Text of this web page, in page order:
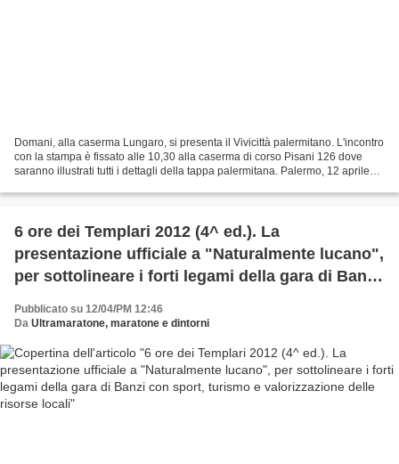
Domani, alla caserma Lungaro, si presenta il Vivicittà palermitano. L'incontro
con la stampa è fissato alle 10,30 alla caserma di corso Pisani 126 dove
saranno illustrati tutti i dettagli della tappa palermitana. Palermo, 12 aprile
6 ore dei Templari 2012 (4^ ed.). La
presentazione ufficiale a "Naturalmente lucano",
per sottolineare i forti legami della gara di Banzi
locali
Pubblicato su 12/04/PM 12:46
Da Ultramaratone, maratone e dintorni